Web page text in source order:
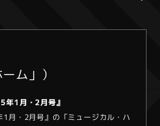
ム」）
1月・2月号』
1月・2月号』の「ミュージカル・ハ